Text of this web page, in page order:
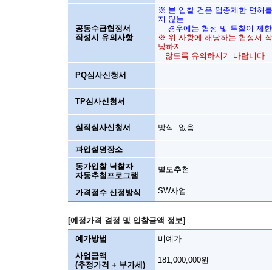
공동수급협정서
작성시 유의사항
※ 본 입찰 건은 업종제한 면허
지 않는
경우에는 협정 및 투찰이 제
※ 위 사항에 해당하는 협정서
당하지
않도록 유의하시기 바랍니다.
PQ심사신청서
TP심사신청서
실적심사신청서 방식: 없음
과업설명장소
동가입찰 낙찰자
자동추첨프로그램
별도추첨
가격점수 산정방식 SW사업
[예정가격 결정 및 입찰금액 정보]
예가방법
비예가
사업금액
(추정가격 + 부가세)
181,000,000원